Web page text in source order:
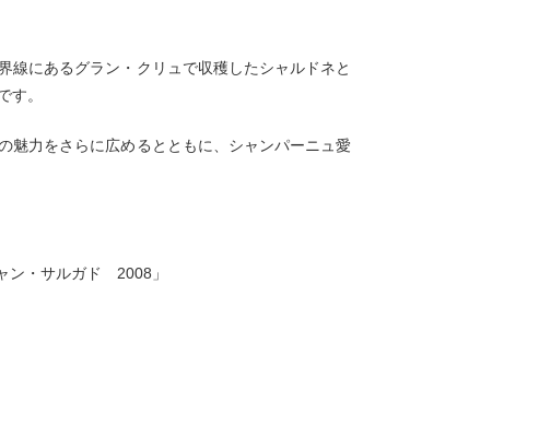
線にあるグラン・クリュで収穫したシャルドネと
す。
魅力をさらに広めるとともに、シャンパーニュ愛
・サルガド 2008」